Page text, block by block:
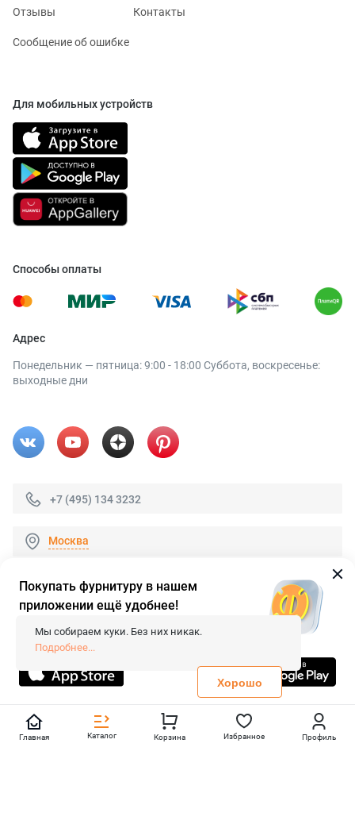
Отзывы Контакты
Сообщение об ошибке
Для мобильных устройств
Способы оплаты
Адрес
Понедельник — пятница: 9:00 - 18:00 Суббота, воскресенье:
выходные дни
+7 (495) 134 3232
Москва
© 2026 «FieraShop.ru»
Сопровождение сайта
- Вебформат.
Все права защищены.
Не является публичной офертой
Политика конфиденциальности
Главная Каталог Корзина Избранное Профиль
Покупать фурнитуру в нашем
приложении ещё удобнее!
Мы собираем куки. Без них никак.
Подробнее...
Хорошо